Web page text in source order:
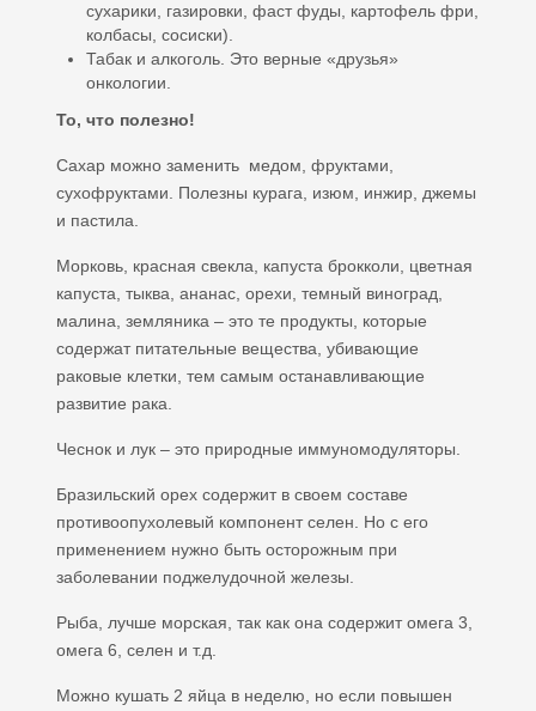
сухарики, газировки, фаст фуды, картофель фри,
колбасы, сосиски).
Табак и алкоголь. Это верные «друзья»
онкологии.
То, что полезно!
Сахар можно заменить медом, фруктами,
сухофруктами. Полезны курага, изюм, инжир, джемы
и пастила.
Морковь, красная свекла, капуста брокколи, цветная
капуста, тыква, ананас, орехи, темный виноград,
малина, земляника – это те продукты, которые
содержат питательные вещества, убивающие
раковые клетки, тем самым останавливающие
развитие рака.
Чеснок и лук – это природные иммуномодуляторы.
Бразильский орех содержит в своем составе
противоопухолевый компонент селен. Но с его
применением нужно быть осторожным при
заболевании поджелудочной железы.
Рыба, лучше морская, так как она содержит омега 3,
омега 6, селен и т.д.
Можно кушать 2 яйца в неделю, но если повышен